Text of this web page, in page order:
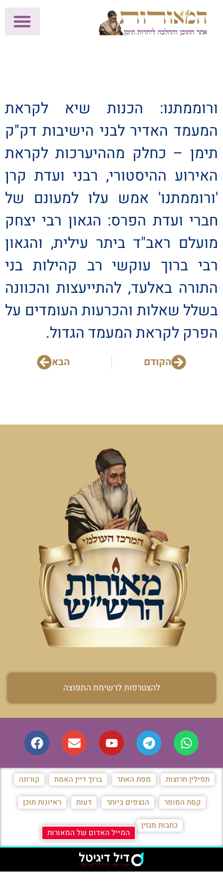
ורוממתנו: הכנות שיא לקראת
המעמד האדיר לבני הישיבות דק"ק
תימן – כחלק מההיערכות לקראת
האירוע ההיסטורי, רבני ועדת קרן
'ורוממתנו' אמש עלו למעונם של
חברי ועדת הפרס: הגאון רבי יצחק
מועלם ראב"ד ביתר עילית, והגאון
רבי ברוך עוקשי רב קהילות בני
התורה באלעד, להתייעצות והכוונה
בשלל שאלות והכרעות העומדים על
הפרק לקראת המעמד הגדול.
הקודם הבא
להצטרפות לרשימת התפוצה
תפילין חרוצות מפת האתר ברוך דיין האמת קורונה
קסת הסופר הנצפים ביותר דעות ראיונות תוכן
כתבות מגזין
המייל האדום של המאורות